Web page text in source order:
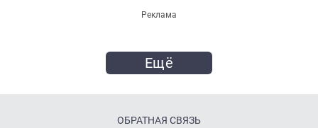
Реклама
Ещё
ОБРАТНАЯ СВЯЗЬ